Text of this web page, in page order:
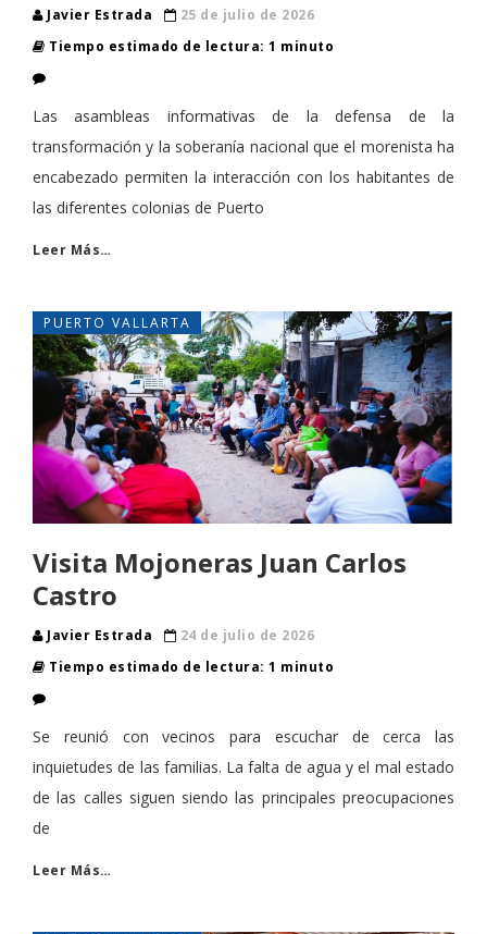
Javier Estrada
25 de julio de 2026
Tiempo estimado de lectura: 1 minuto
Las asambleas informativas de la defensa de la
transformación y la soberanía nacional que el morenista ha
encabezado permiten la interacción con los habitantes de
las diferentes colonias de Puerto
Leer Más…
PUERTO VALLARTA
Visita Mojoneras Juan Carlos
Castro
Javier Estrada
24 de julio de 2026
Tiempo estimado de lectura: 1 minuto
Se reunió con vecinos para escuchar de cerca las
inquietudes de las familias. La falta de agua y el mal estado
de las calles siguen siendo las principales preocupaciones
de
Leer Más…